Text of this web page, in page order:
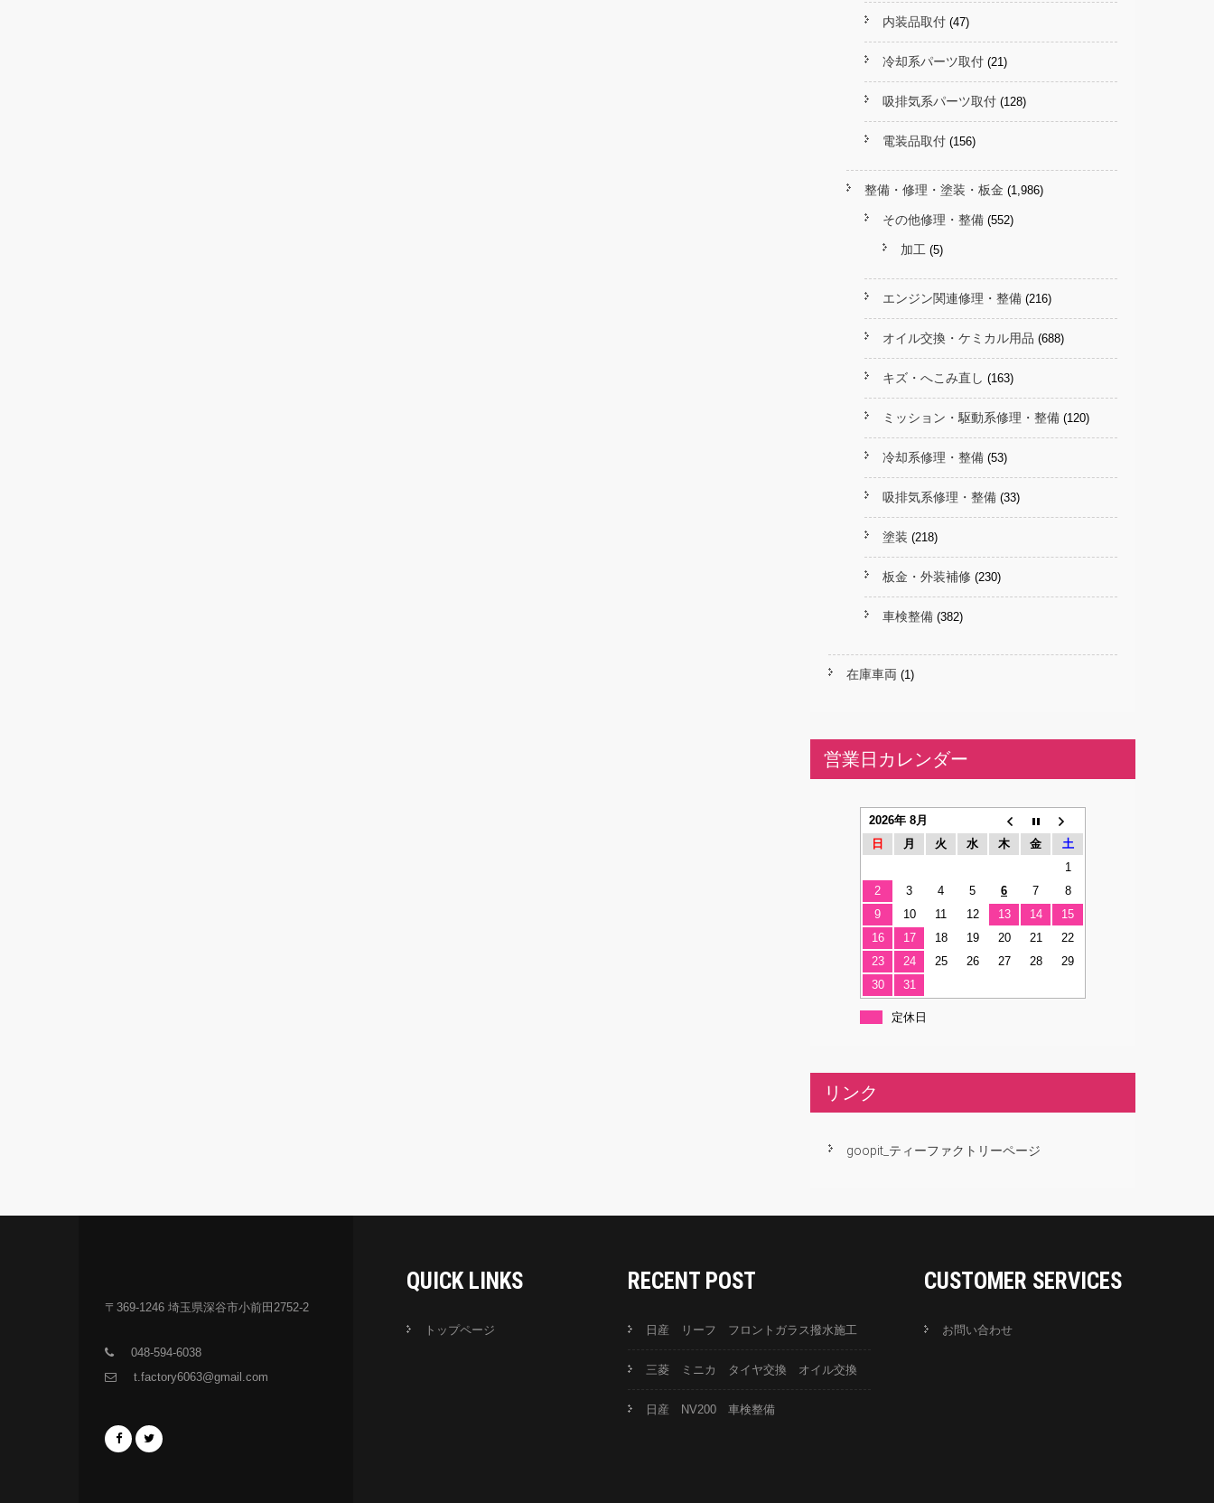
内装品取付 (47)
冷却系パーツ取付 (21)
吸排気系パーツ取付 (128)
電装品取付 (156)
整備・修理・塗装・板金 (1,986)
その他修理・整備 (552)
加工 (5)
エンジン関連修理・整備 (216)
オイル交換・ケミカル用品 (688)
キズ・へこみ直し (163)
ミッション・駆動系修理・整備 (120)
冷却系修理・整備 (53)
吸排気系修理・整備 (33)
塗装 (218)
板金・外装補修 (230)
車検整備 (382)
在庫車両 (1)
営業日カレンダー
2026年 8月
日
月 火 水 木 金
土
1
2
3 4 5 6 7
8
9
10 11 12 13 14
15
16
17 18 19 20 21
22
23
24 25 26 27 28
29
30
31
定休日
リンク
goopit_ティーファクトリーページ
〒369-1246 埼玉県深谷市小前田2752-2
048-594-6038
t.factory6063@gmail.com
QUICK LINKS
トップページ
RECENT POST
日産 リーフ フロントガラス撥水施工
三菱 ミニカ タイヤ交換 オイル交換
日産 NV200 車検整備
CUSTOMER SERVICES
お問い合わせ